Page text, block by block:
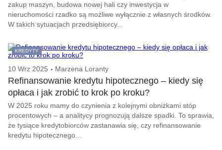
zakup maszyn, budowa nowej hali czy inwestycja w
nieruchomości rzadko są możliwe wyłącznie z własnych środków.
W takich sytuacjach przedsiębiorcy...
KREDYTY
10 Wrz 2025 Marzena Loranty
Refinansowanie kredytu hipotecznego – kiedy się
opłaca i jak zrobić to krok po kroku?
W 2025 roku mamy do czynienia z kolejnymi obniżkami stóp
procentowych – a analitycy prognozują dalsze spadki. To sprawia,
że tysiące kredytobiorców zastanawia się, czy refinansowanie
kredytu hipotecznego...